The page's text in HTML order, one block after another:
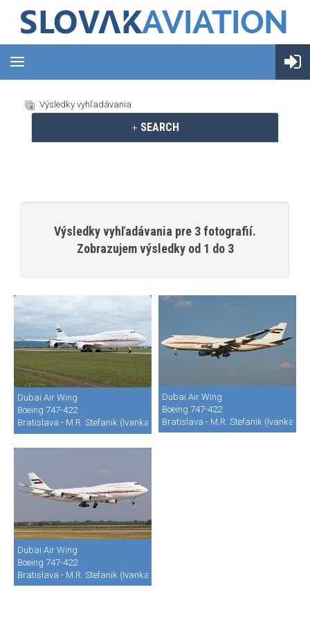
Výsledky vyhľadávania
SEARCH
Výsledky vyhľadávania pre 3 fotografií.
Zobrazujem výsledky od 1 do 3
Dubai Air Wing
Boeing 747-422
Bratislava - M.R. Stefanik (Ivanka) (BTS / LZIB)
Dubai Air Wing
Boeing 747-422
Bratislava - M.R. Stefanik (Ivanka)
Dubai Air Wing
Boeing 747-422
Bratislava - M.R. Stefanik (Ivanka) (BTS / LZIB)